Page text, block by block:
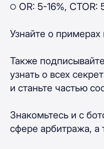
੦ OR: 5-16%, CTOR:
Узнайте о
Также
узнать о всех
и станьте частью
Знакомьтесь и с
сфере арбитража, а